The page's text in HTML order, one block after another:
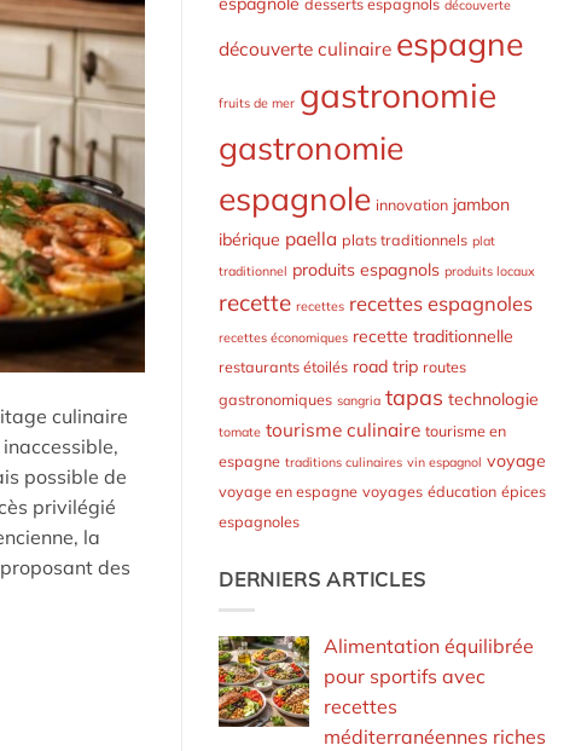
culinaire
possible de
privilégié
la
des
découverte
découverte culinaire espagne
fruits de mer gastronomie
gastronomie
espagnole innovation jambon
ibérique paella plats traditionnels plat
traditionnel produits espagnols produits locaux
recette recettes recettes espagnoles
recettes économiques recette traditionnelle
restaurants étoilés road trip routes
gastronomiques sangria tapas technologie
tomate tourisme culinaire tourisme en
espagne traditions culinaires vin espagnol voyage
voyage en espagne voyages éducation épices
espagnoles
DERNIERS ARTICLES
Alimentation équilibrée
pour sportifs avec
recettes
méditerranéennes riches